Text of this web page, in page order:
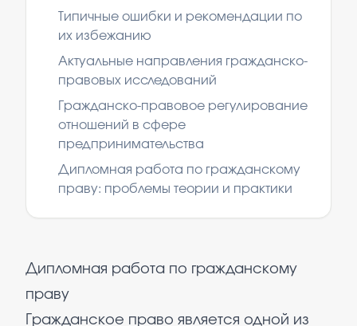
Типичные ошибки и рекомендации по
их избежанию
Актуальные направления гражданско-
правовых исследований
Гражданско-правовое регулирование
отношений в сфере
предпринимательства
Дипломная работа по гражданскому
праву: проблемы теории и практики
Дипломная работа по гражданскому
праву
Гражданское право является одной из